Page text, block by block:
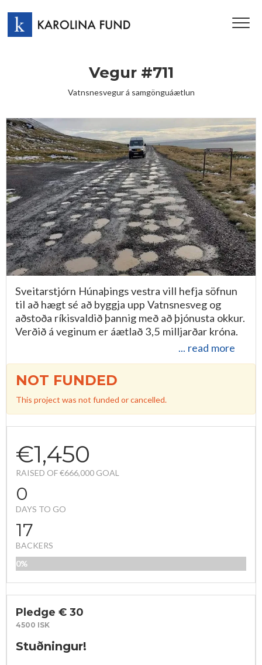
Vegur #711
Vatnsnesvegur á samgönguáætlun
Sveitarstjórn Húnaþings vestra vill hefja söfnun
til að hægt sé að byggja upp Vatnsnesveg og
aðstoða ríkisvaldið þannig með að þjónusta okkur.
Verðið á veginum er áætlað 3,5 milljarðar króna.
... read more
NOT FUNDED
This project was not funded or cancelled.
€1,450
RAISED OF €666,000 GOAL
0
DAYS TO GO
17
BACKERS
0%
Pledge € 30
4500 ISK
Stuðningur!